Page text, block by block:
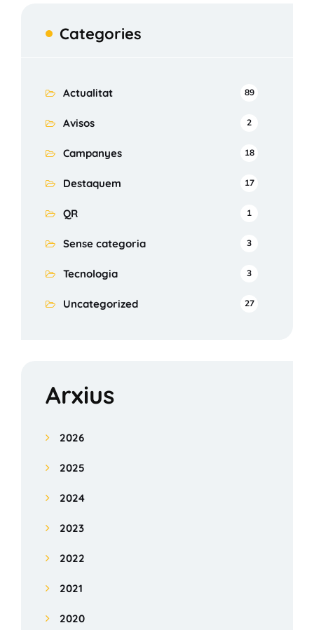
Categories
Actualitat 89
Avisos 2
Campanyes 18
Destaquem 17
QR 1
Sense categoria 3
Tecnologia 3
Uncategorized 27
Arxius
2026
2025
2024
2023
2022
2021
2020